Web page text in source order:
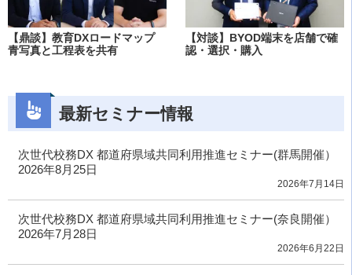
【鼎談】教育DXロードマップ
青写真と工程表を共有
【対談】BYOD端末を店舗で確
認・選択・購入
最新セミナー情報
次世代校務DX 都道府県域共同利用推進セミナー(群馬開催）
2026年8月25日
2026年7月14日
次世代校務DX 都道府県域共同利用推進セミナー(奈良開催）
2026年7月28日
2026年6月22日